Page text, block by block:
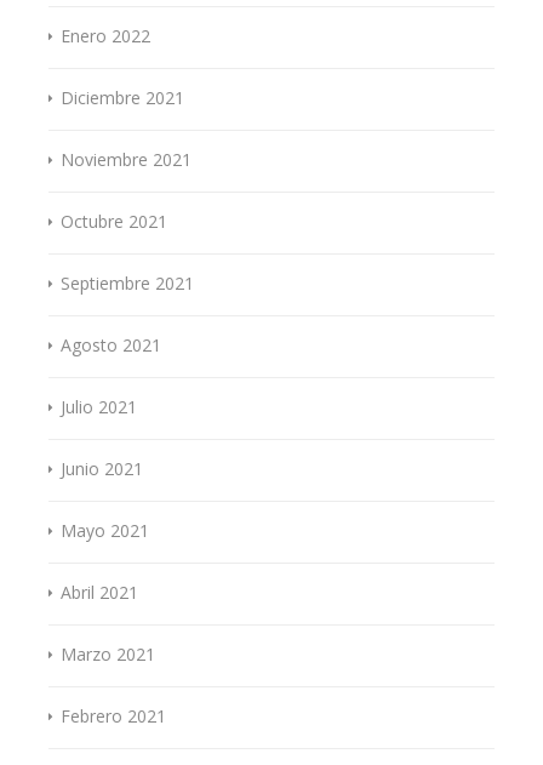
Enero 2022
Diciembre 2021
Noviembre 2021
Octubre 2021
Septiembre 2021
Agosto 2021
Julio 2021
Junio 2021
Mayo 2021
Abril 2021
Marzo 2021
Febrero 2021